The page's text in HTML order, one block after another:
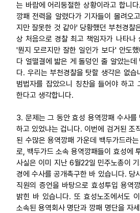
는 바람에 어리둥절한 상황이라고 합니
깡패 전력을 알렸다가 기자들이 몰려오
지만 잘못한 것 같아' 당황했던 부천경찰
상 처음으로 경찰 최고 책임자가 나타나
'뭔지 모르지만 잘한 일인가 보다' 안도
다 얼떨결에 밟은 게 돌덩인 줄 알았는데
다. 우리는 부천경찰을 탓할 생각은 없습
범법자를 잡았으니 칭찬을 들어야 하고
한다고 생각합니다.
3. 문제는 그 동안 효성 용역깡패 수사를
하고 있었냐는 겁니다. 이번에 검거된 조
된 수많은 용역깡패 가운데 백두가드라
로, 백두가드 소속 용역깡패들이 효성에
사실은 이미 지난 6월22일 민주노총이
경에 수사를 공개촉구한 바 있습니다. 당
직원의 증언을 바탕으로 효성투입 용역
밝힌 바 있습니다. 또 효성노조에서도
소속된 용역회사 명단과 깡패 명단을 자